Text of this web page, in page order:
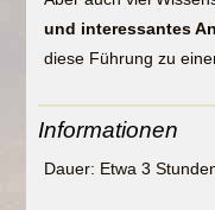
und interessantes
diese Führung zu
Informationen
Dauer: Etwa 3